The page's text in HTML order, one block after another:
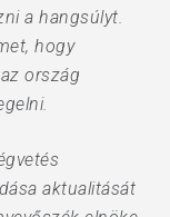
a hangsúlyt.
hogy
ország
aktualitását